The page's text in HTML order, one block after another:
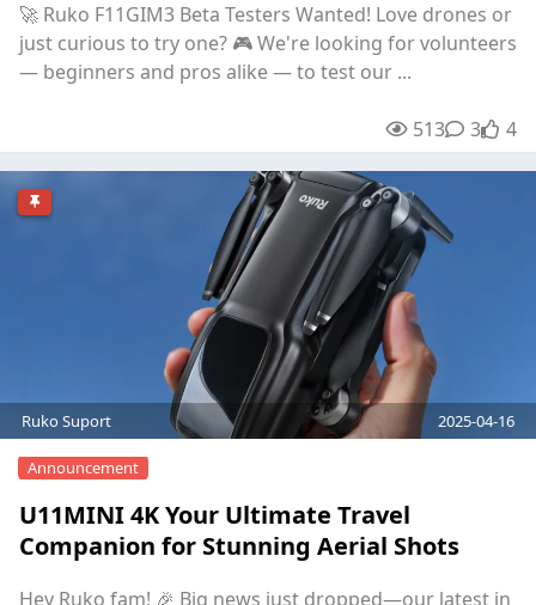
🚀 Ruko F11GIM3 Beta Testers Wanted! Love drones or
just curious to try one? 🎮 We're looking for volunteers
— beginners and pros alike — to test our ...
513 33 4
Ruko Suport 2025-04-16
U11MINI 4K Your Ultimate Travel
Companion for Stunning Aerial Shots
Announcement
Hey Ruko fam! 🎉 Big news just dropped—our latest in